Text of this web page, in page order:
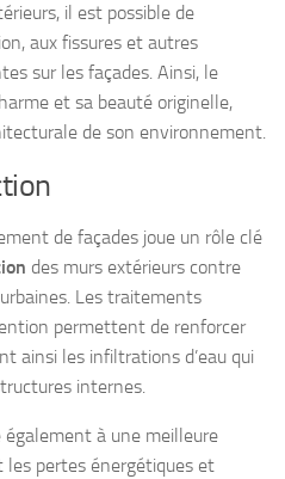
il est possible de
aux fissures et autres
sur les façades. Ainsi, le
et sa beauté originelle,
de son environnement.
de façades joue un rôle clé
des murs extérieurs contre
Les traitements
permettent de renforcer
ainsi les infiltrations d’eau qui
internes.
à une meilleure
les pertes énergétiques et